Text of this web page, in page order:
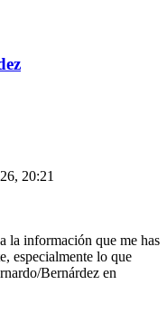
20:21
la información que me has
especialmente lo que
Bernárdez en